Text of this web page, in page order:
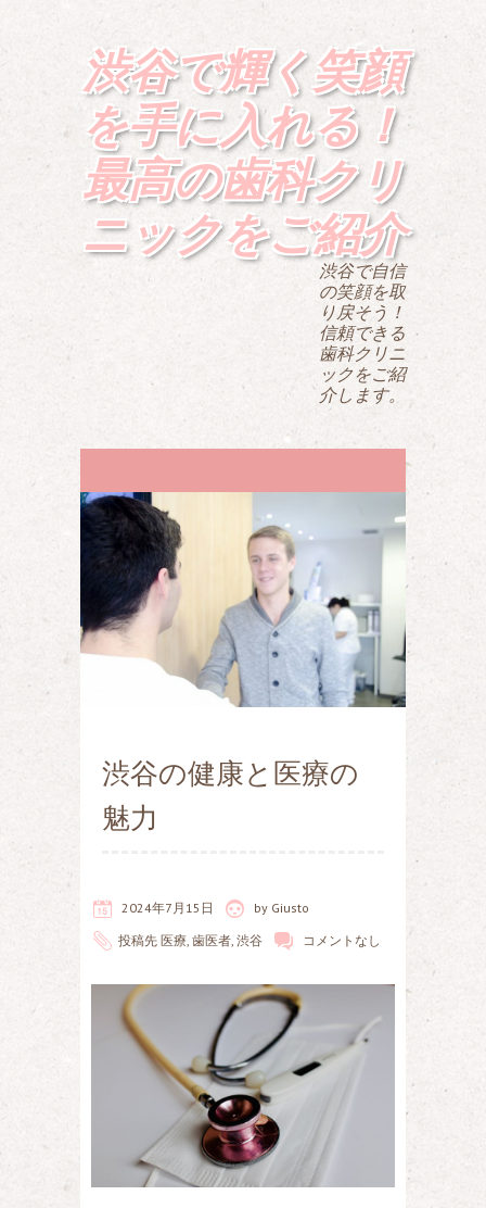
渋谷で輝く笑顔
を手に入れる！
最高の歯科クリ
ニックをご紹介
渋谷で自信
の笑顔を取
り戻そう！
信頼できる
歯科クリニ
ックをご紹
介します。
渋谷の健康と医療の
魅力
2024年7月15日 by Giusto
投稿先 医療, 歯医者, 渋谷 コメントなし